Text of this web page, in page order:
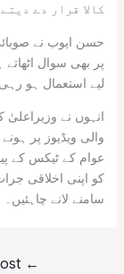
کالا قرار دے دیتے
پر بھی سوال
لیے استعمال ہو
انہوں نے
والی ویڈیوز پر
عوام کے ٹیکس کے
کو اپنی اخلاقی
سامنے لانے چاہئیں۔
←